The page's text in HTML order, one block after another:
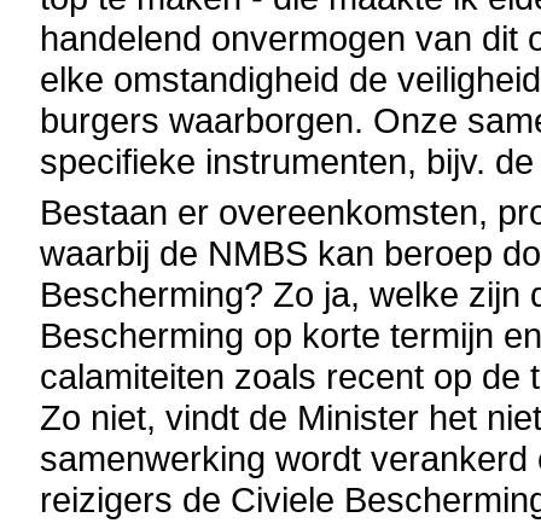
handelend onvermogen van dit
elke omstandigheid de
burgers waarborgen. Onze
specifieke instrumenten, bijv.
Bestaan er overeenkomsten,
waarbij de NMBS kan beroep
Bescherming? Zo ja, welke zijn
Bescherming op korte termijn
calamiteiten zoals recent op
Zo niet, vindt de Minister het
samenwerking wordt
reizigers de Civiele